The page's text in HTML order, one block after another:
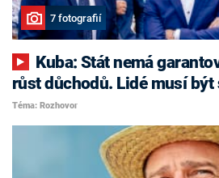
7 fotografií
růst důchodů. Lidé musí
Téma: Rozhovor